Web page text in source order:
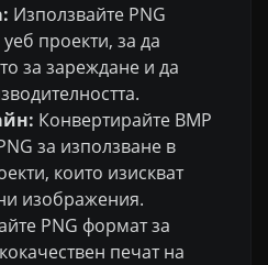
Използвайте PNG
проекти, за да
за зареждане и да
Конвертирайте BMP
за използване в
които изискват
изображения.
PNG формат за
печат на